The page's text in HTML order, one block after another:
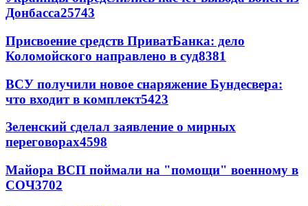
Донбасса25743
Присвоение средств ПриватБанка: дело
Коломойского направлено в суд8381
ВСУ получили новое снаряжение Бундесвера:
что входит в комплект5423
Зеленский сделал заявление о мирных
переговорах4598
Майора ВСП поймали на "помощи" военному в
СОЧ3702